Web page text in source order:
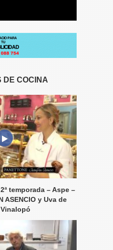
DE COCINA
temporada – Aspe –
ASENCIO y Uva de